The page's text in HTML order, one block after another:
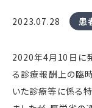
2023.07.28 患
2020年4月 10 日に
る診療報酬上の臨
いた診療等に係る